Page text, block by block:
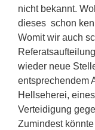
nicht bekannt.
dieses schon
Womit wir auch
wieder neue
entsprechendem
Hellseherei,
Verteidigung
Zumindest